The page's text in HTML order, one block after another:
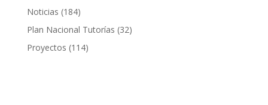
Noticias (184)
Plan Nacional Tutorías (32)
Proyectos (114)